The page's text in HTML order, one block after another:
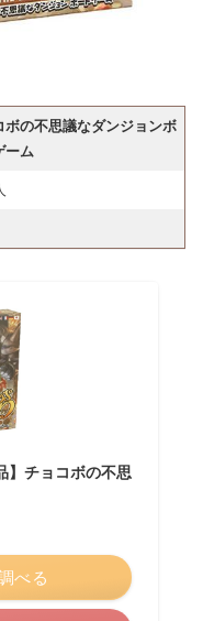
ボの不思議なダンジョンボ
ーム
】チョコボの不思
べる